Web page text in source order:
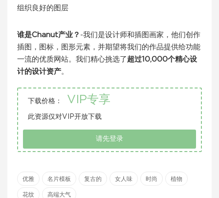
组织良好的图层
谁是Chanut产业？ -我们是设计师和插图画家，他们创作
插图，图标，图形元素，并期望将我们的作品提供给功能
一流的优质网站。我们精心挑选了 超过10,000个精心设
计的设计资产。
下载价格： VIP专享
此资源仅对VIP开放下载
请先登录
优雅 名片模板 复古的 女人味 时尚 植物
花纹 高端大气